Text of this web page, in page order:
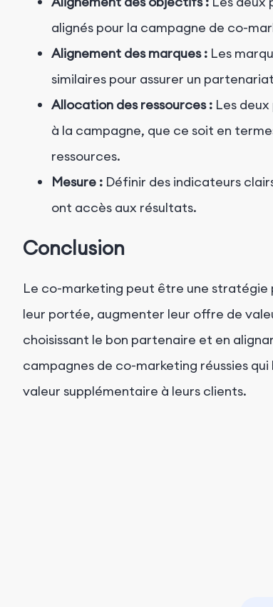
alignés pour la campagne de co-
Alignement des marques : Les
similaires pour assurer un
Allocation des ressources : Les
à la campagne, que ce soit en
ressources.
Mesure : Définir des indicateurs
ont accès aux résultats.
Conclusion
Le co-marketing peut être une stratégie
leur portée, augmenter leur offre de
choisissant le bon partenaire et en
campagnes de co-marketing réussies
valeur supplémentaire à leurs clients.